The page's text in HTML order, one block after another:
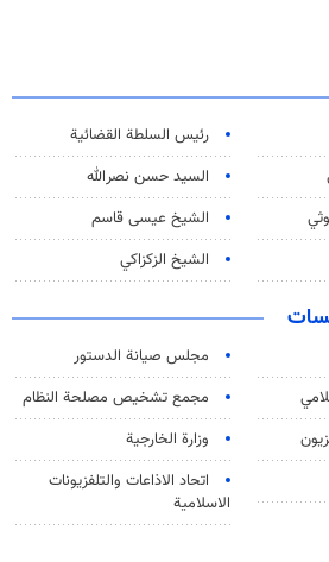
رئیس السلطة القضائیة
السيد حسن نصرالله
الشيخ عيسى قاسم
الشيخ الزكزاكي
مجلس صيانة الدستور
مجمع تشخيص مصلحة النظام
وزارة الخارجية
اتحاد الاذاعات والتلفزيونات
الاسلامية